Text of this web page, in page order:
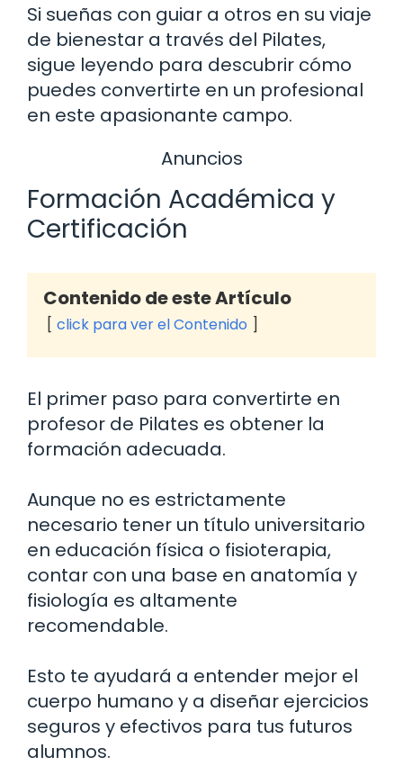
Si sueñas con guiar a otros en su viaje
de bienestar a través del Pilates,
sigue leyendo para descubrir cómo
puedes convertirte en un profesional
en este apasionante campo.
Anuncios
Formación Académica y
Certificación
Contenido de este Artículo
click para ver el Contenido
El primer paso para convertirte en
profesor de Pilates es obtener la
formación adecuada.
Aunque no es estrictamente
necesario tener un título universitario
en educación física o fisioterapia,
contar con una base en anatomía y
fisiología es altamente
recomendable.
Esto te ayudará a entender mejor el
cuerpo humano y a diseñar ejercicios
seguros y efectivos para tus futuros
alumnos.